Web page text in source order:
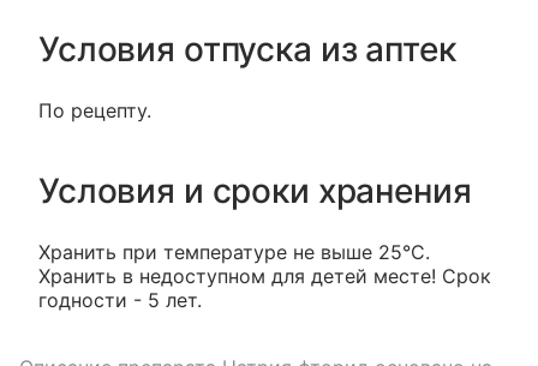
Условия отпуска из аптек
По рецепту.
Условия и сроки хранения
Хранить при температуре не выше 25°С.
Хранить в недоступном для детей месте! Срок
годности - 5 лет.